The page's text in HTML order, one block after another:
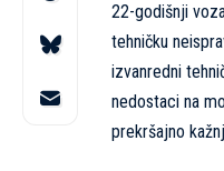
22-godišnji
tehničku
izvanredni
nedostaci na
prekršajno